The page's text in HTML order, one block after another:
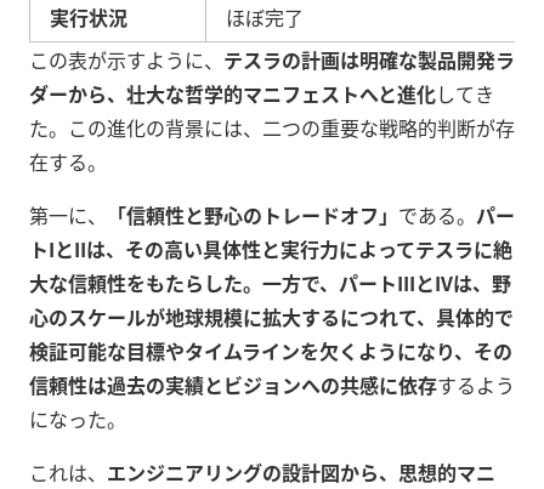
実行状況
ほぼ完了
この表が示すように、 テスラの計画は明確な製品開発ラ
ダーから、壮大な哲学的マニフェストへと進化してき
た。この進化の背景には、二つの重要な戦略的判断が存
在する。
第一に、
「信頼性と野心のトレードオフ」 である。 パー
トIとIIは、その高い具体性と実行力によってテスラに絶
大な信頼性をもたらした。一方で、パートIIIとIVは、野
心のスケールが地球規模に拡大するにつれて、具体的で
検証可能な目標やタイムラインを欠くようになり、その
信頼性は過去の実績とビジョンへの共感に依存するよう
になった。
これは、 エンジニアリングの設計図から、思想的マニ